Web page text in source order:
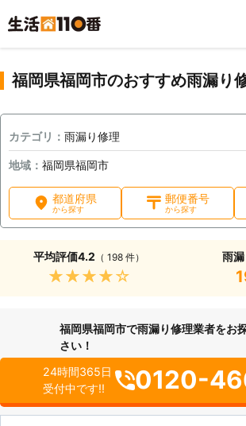
福岡県福岡市のおすすめ雨漏り
カテゴリ： 雨漏り修理
地域： 福岡県福岡市
都道府県
から探す
郵便番号
から探す
平均評価4.2 （ 198 件）
★★★★★
雨
福岡県福岡市で雨漏り修理業者をお
さい！
24時間365日
受付中です!!
0120-